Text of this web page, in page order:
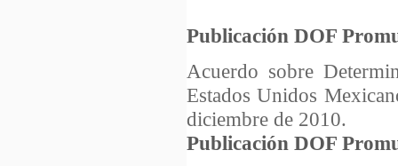
Publicación DOF
Acuerdo sobre
Estados Unidos
diciembre de 2010.
Publicación DOF